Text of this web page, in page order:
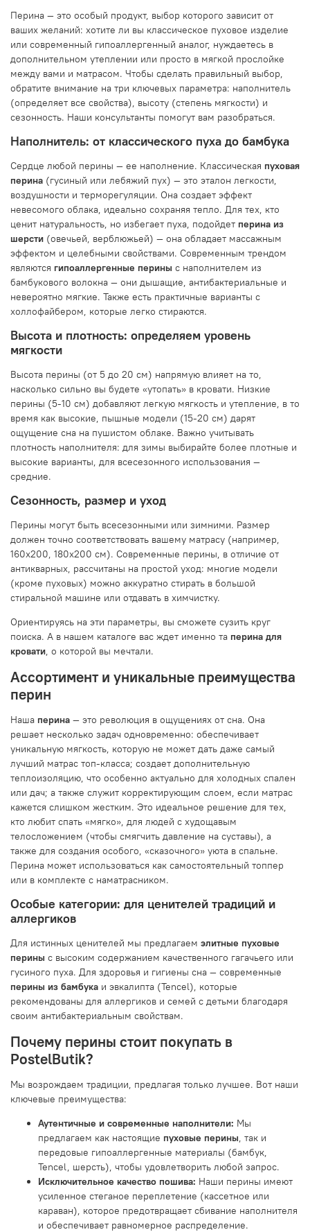
Перина — это особый продукт, выбор которого зависит от
ваших желаний: хотите ли вы классическое пуховое изделие
или современный гипоаллергенный аналог, нуждаетесь в
дополнительном утеплении или просто в мягкой прослойке
между вами и матрасом. Чтобы сделать правильный выбор,
обратите внимание на три ключевых параметра: наполнитель
(определяет все свойства), высоту (степень мягкости) и
сезонность. Наши консультанты помогут вам разобраться.
Наполнитель: от классического пуха до бамбука
Сердце любой перины — ее наполнение. Классическая пуховая
перина (гусиный или лебяжий пух) — это эталон легкости,
воздушности и терморегуляции. Она создает эффект
невесомого облака, идеально сохраняя тепло. Для тех, кто
ценит натуральность, но избегает пуха, подойдет перина из
шерсти (овечьей, верблюжьей) — она обладает массажным
эффектом и целебными свойствами. Современным трендом
являются гипоаллергенные перины с наполнителем из
бамбукового волокна — они дышащие, антибактериальные и
невероятно мягкие. Также есть практичные варианты с
холлофайбером, которые легко стираются.
Высота и плотность: определяем уровень
мягкости
Высота перины (от 5 до 20 см) напрямую влияет на то,
насколько сильно вы будете «утопать» в кровати. Низкие
перины (5-10 см) добавляют легкую мягкость и утепление, в то
время как высокие, пышные модели (15-20 см) дарят
ощущение сна на пушистом облаке. Важно учитывать
плотность наполнителя: для зимы выбирайте более плотные и
высокие варианты, для всесезонного использования —
средние.
Сезонность, размер и уход
Перины могут быть всесезонными или зимними. Размер
должен точно соответствовать вашему матрасу (например,
160x200, 180x200 см). Современные перины, в отличие от
антикварных, рассчитаны на простой уход: многие модели
(кроме пуховых) можно аккуратно стирать в большой
стиральной машине или отдавать в химчистку.
Ориентируясь на эти параметры, вы сможете сузить круг
поиска. А в нашем каталоге вас ждет именно та перина для
кровати , о которой вы мечтали.
Ассортимент и уникальные преимущества
перин
Наша перина — это революция в ощущениях от сна. Она
решает несколько задач одновременно: обеспечивает
уникальную мягкость, которую не может дать даже самый
лучший матрас топ-класса; создает дополнительную
теплоизоляцию, что особенно актуально для холодных спален
или дач; а также служит корректирующим слоем, если матрас
кажется слишком жестким. Это идеальное решение для тех,
кто любит спать «мягко», для людей с худощавым
телосложением (чтобы смягчить давление на суставы), а
также для создания особого, «сказочного» уюта в спальне.
Перина может использоваться как самостоятельный топпер
или в комплекте с наматрасником.
Особые категории: для ценителей традиций и
аллергиков
Для истинных ценителей мы предлагаем элитные пуховые
перины с высоким содержанием качественного гагачьего или
гусиного пуха. Для здоровья и гигиены сна — современные
перины из бамбука и эвкалипта (Tencel), которые
рекомендованы для аллергиков и семей с детьми благодаря
своим антибактериальным свойствам.
Почему перины стоит покупать в
PostelButik?
Мы возрождаем традиции, предлагая только лучшее. Вот наши
ключевые преимущества:
Аутентичные и современные наполнители: Мы
предлагаем как настоящие пуховые перины , так и
передовые гипоаллергенные материалы (бамбук,
Tencel, шерсть), чтобы удовлетворить любой запрос.
Исключительное качество пошива: Наши перины имеют
усиленное стеганое переплетение (кассетное или
караван), которое предотвращает сбивание наполнителя
и обеспечивает равномерное распределение.